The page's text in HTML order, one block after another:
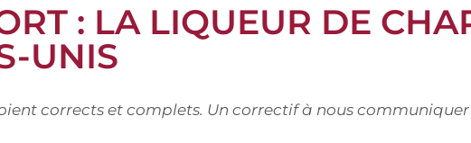
: LA LIQUEUR DE
UNIS
corrects et complets. Un correctif à nous communiquer